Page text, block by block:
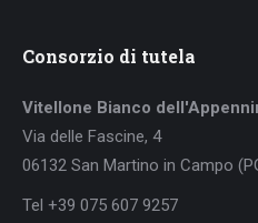
Consorzio di tutela
Vitellone Bianco
Via delle Fascine, 4
06132 San Martino in Campo
Tel +39 075 607 9257